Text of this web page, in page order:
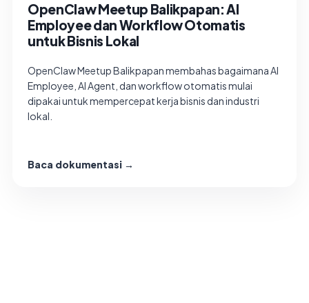
OpenClaw Meetup Balikpapan: AI
Employee dan Workflow Otomatis
untuk Bisnis Lokal
OpenClaw Meetup Balikpapan membahas bagaimana AI
Employee, AI Agent, dan workflow otomatis mulai
dipakai untuk mempercepat kerja bisnis dan industri
lokal.
Baca dokumentasi →